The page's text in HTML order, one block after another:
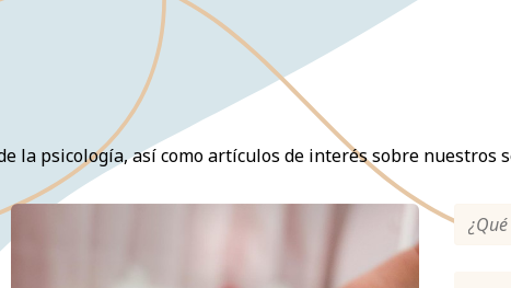
la psicología, así como artículos de interés sobre nuestros